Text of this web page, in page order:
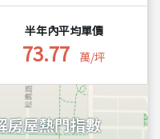
半年內平均單價
73.77 萬/坪